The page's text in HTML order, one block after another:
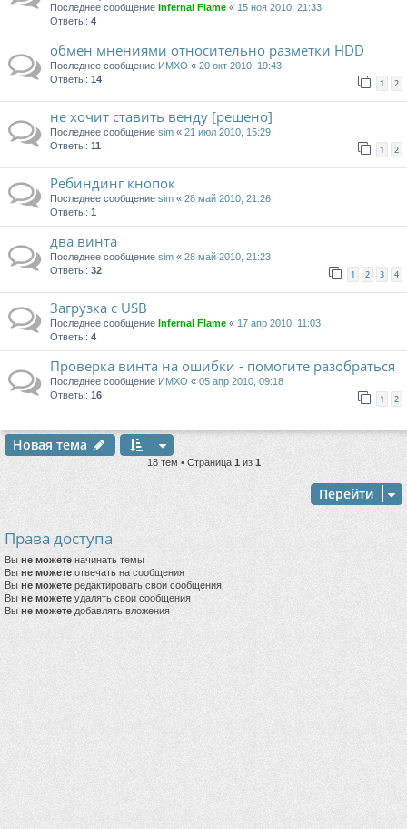
Последнее сообщение Infernal Flame « 15 ноя 2010, 21:33
Ответы: 4
обмен мнениями относительно разметки HDD
Последнее сообщение ИМХО « 20 окт 2010, 19:43
Ответы: 14 1 2
не хочит ставить венду [решено]
Последнее сообщение sim « 21 июл 2010, 15:29
Ответы: 11 1 2
Ребиндинг кнопок
Последнее сообщение sim « 28 май 2010, 21:26
Ответы: 1
два винта
Последнее сообщение sim « 28 май 2010, 21:23
Ответы: 32 1 2 3 4
Загрузка с USB
Последнее сообщение Infernal Flame « 17 апр 2010, 11:03
Ответы: 4
Проверка винта на ошибки - помогите разобраться
Последнее сообщение ИМХО « 05 апр 2010, 09:18
Ответы: 16 1 2
Новая тема
18 тем • Страница 1из 1
Перейти
Права доступа
Вы не можете начинать темы
Вы не можете отвечать на сообщения
Вы не можете редактировать свои сообщения
Вы не можете удалять свои сообщения
Вы не можете добавлять вложения